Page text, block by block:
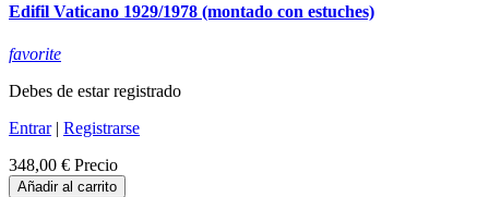
Edifil Vaticano 1929/1978 (montado con estuches)
favorite
Debes de estar registrado
Entrar| Registrarse
348,00 € Precio
Añadir al carrito